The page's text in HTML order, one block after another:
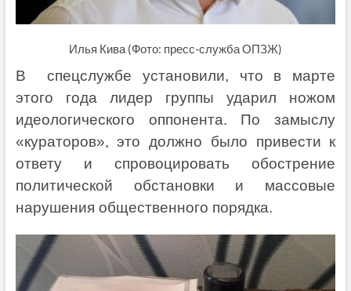
Илья Кива (Фото: пресс-служба ОПЗЖ)
В спецслужбе установили, что в марте
этого года лидер группы ударил ножом
идеологического оппонента. По замыслу
«кураторов», это должно было привести к
ответу и спровоцировать обострение
политической обстановки и массовые
нарушения общественного порядка.